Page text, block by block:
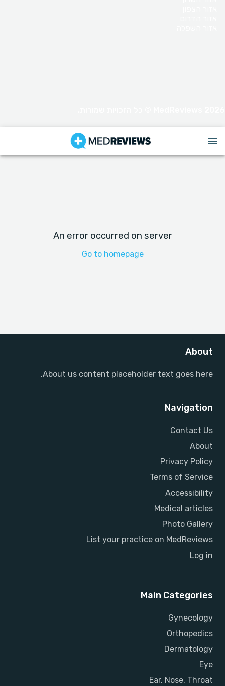
An error occurred on server
Go to homepage
About
About us content placeholder text goes here.
Navigation
Contact Us
About
Privacy Policy
Terms of Service
Accessibility
Medical articles
Photo Gallery
List your practice on MedReviews
Log in
Main Categories
Gynecology
Orthopedics
Dermatology
Eye
Ear, Nose, Throat